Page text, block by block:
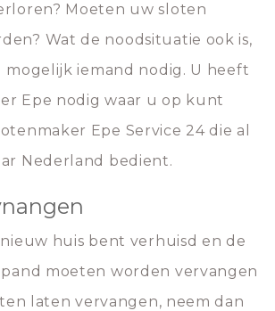
Moeten uw sloten
Wat de noodsituatie ook is,
mogelijk iemand nodig. U heeft
Epe nodig waar u op kunt
Epe Service 24 die al
Nederland bedient.
huis bent verhuisd en de
moeten worden vervangen
laten vervangen, neem dan